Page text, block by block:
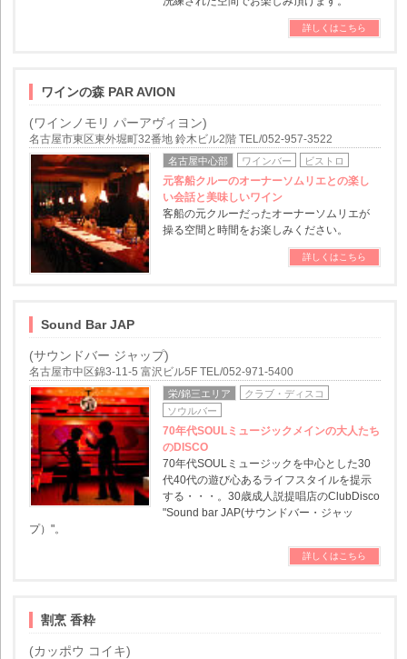
詳しくはこちら
ワインの森 PAR AVION
(ワインノモリ パーアヴィヨン)
名古屋市東区東外堀町32番地 鈴木ビル2階 TEL/052-957-3522
名古屋中心部 ワインバー ビストロ
元客船クルーのオーナーソムリエとの楽し
い会話と美味しいワイン
客船の元クルーだったオーナーソムリエが
操る空間と時間をお楽しみください。
詳しくはこちら
Sound Bar JAP
(サウンドバー ジャップ)
名古屋市中区錦3-11-5 富沢ビル5F TEL/052-971-5400
栄/錦三エリア
クラブ・ディスコ
ソウルバー
70年代SOULミュージックメインの大人たち
のDISCO
70年代SOULミュージックを中心とした30
代40代の遊び心あるライフスタイルを提示
する・・・。30歳成人説提唱店のClubDisco
"Sound bar JAP(サウンドバー・ジャッ
プ）"。
詳しくはこちら
割烹 香粋
(カッポウ コイキ)